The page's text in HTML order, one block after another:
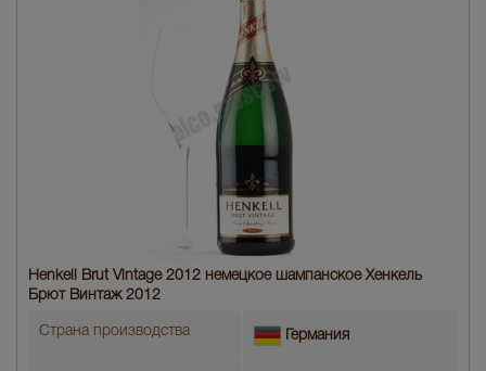
Henkell Brut Vintage 2012 немецкое шампанское Хенкель
Брют Винтаж 2012
Страна производства Германия